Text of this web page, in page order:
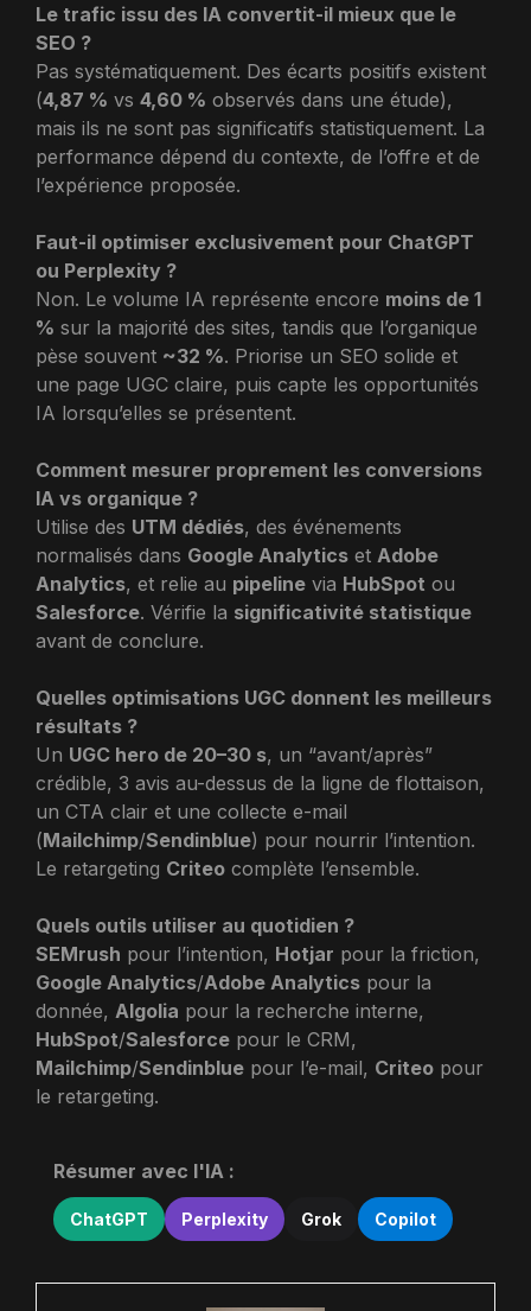
Le trafic issu des IA convertit-il mieux que le
SEO ?
Pas systématiquement. Des écarts positifs existent
(4,87 % vs 4,60 % observés dans une étude),
mais ils ne sont pas significatifs statistiquement. La
performance dépend du contexte, de l’offre et de
l’expérience proposée.
Faut-il optimiser exclusivement pour ChatGPT
ou Perplexity ?
Non. Le volume IA représente encore moins de 1
% sur la majorité des sites, tandis que l’organique
pèse souvent ~32 %. Priorise un SEO solide et
une page UGC claire, puis capte les opportunités
IA lorsqu’elles se présentent.
Comment mesurer proprement les conversions
IA vs organique ?
Utilise des UTM dédiés, des événements
normalisés dans Google Analytics et Adobe
Analytics, et relie au pipeline via HubSpot ou
Salesforce. Vérifie la significativité statistique
avant de conclure.
Quelles optimisations UGC donnent les meilleurs
résultats ?
Un UGC hero de 20–30 s, un “avant/après”
crédible, 3 avis au-dessus de la ligne de flottaison,
un CTA clair et une collecte e-mail
(Mailchimp/Sendinblue) pour nourrir l’intention.
Le retargeting Criteo complète l’ensemble.
Quels outils utiliser au quotidien ?
SEMrush pour l’intention, Hotjar pour la friction,
Google Analytics/Adobe Analytics pour la
donnée, Algolia pour la recherche interne,
HubSpot/Salesforce pour le CRM,
Mailchimp/Sendinblue pour l’e-mail, Criteo pour
le retargeting.
Résumer avec l'IA :
ChatGPT Perplexity Grok Copilot